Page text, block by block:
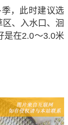
，此时建议选
、入水口、洄
是在2.0～3.0米